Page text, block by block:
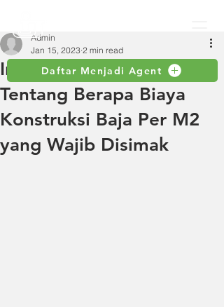
Daftar Menjadi Agent
Informasi Lengkap
Tentang Berapa Biaya
Konstruksi Baja Per M2
yang Wajib Disimak
Admin
Jan 15, 2023 2 min read